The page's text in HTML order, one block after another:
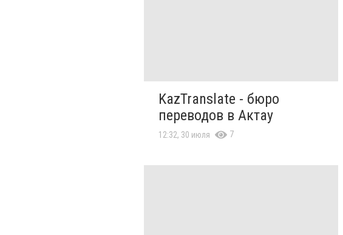
KazTranslate - бюро
переводов в Актау
12:32, 30 июля 7